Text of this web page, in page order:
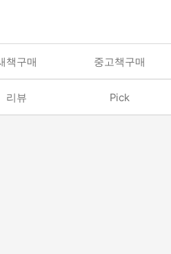
책구매 중고책구매
리뷰 Pick